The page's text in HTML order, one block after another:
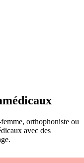
orthophoniste ou
avec des